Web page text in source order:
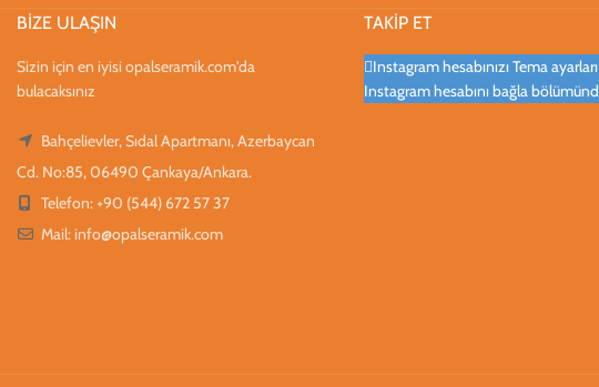
BİZE ULAŞIN
Sizin için en iyisi opalseramik.com'da
bulacaksınız
Bahçelievler, Sıdal Apartmanı, Azerbaycan
Cd. No:85, 06490 Çankaya/Ankara.
Telefon: +90 (544) 672 57 37
Mail: info@opalseramik.com
TAKİP ET
Instagram hesabınızı Tema
Instagram hesabını bağla